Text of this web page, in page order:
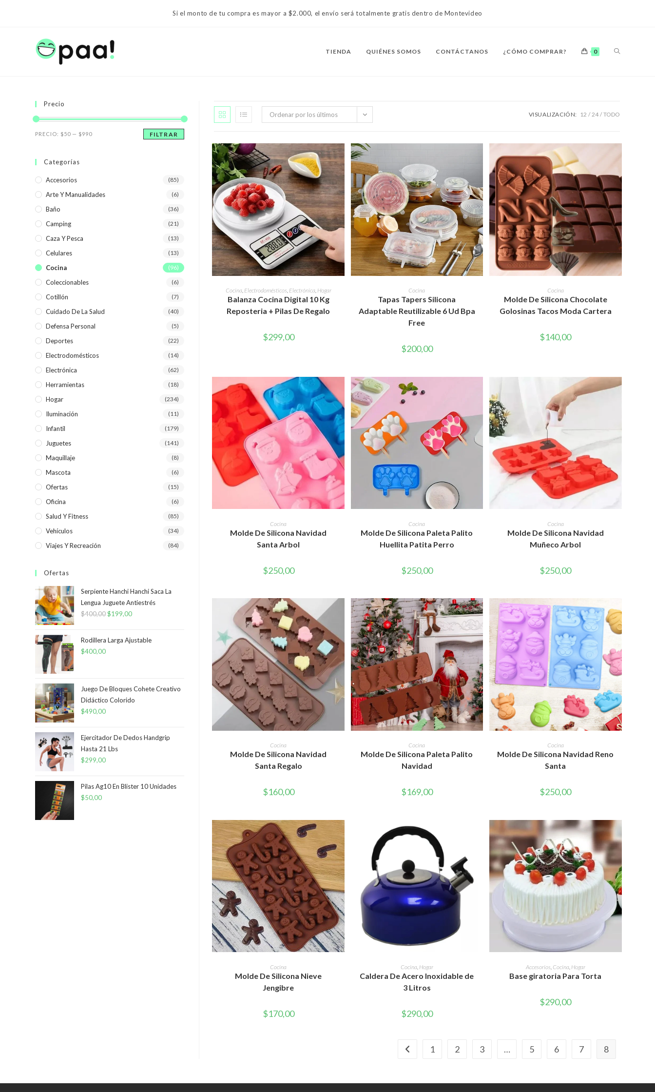
Si el monto de tu compra es mayor a $2.000, el envío será totalmente gratis dentro de Montevideo
TIENDA QUIÉNES SOMOS CONTÁCTANOS ¿CÓMO COMPRAR? 0 ALTERNAR
WEB
Ordenar por los últimos VISUALIZACIÓN: 12 24 TODO
AÑADIR AL CARRITO
Cocina, Electrodomésticos, Electrónica, Hogar
Balanza Cocina Digital 10 Kg
Reposteria + Pilas De Regalo
$299,00
AÑADIR AL CARRITO
Cocina
Tapas Tapers Silicona
Adaptable Reutilizable 6 Ud Bpa
Free
$200,00
AÑADIR AL CARRITO
Cocina
Molde De Silicona Chocolate
Golosinas Tacos Moda Cartera
$140,00
AÑADIR AL CARRITO
Cocina
Molde De Silicona Navidad
Santa Arbol
$250,00
AÑADIR AL CARRITO
Cocina
Molde De Silicona Paleta Palito
Huellita Patita Perro
$250,00
AÑADIR AL CARRITO
Cocina
Molde De Silicona Navidad
Muñeco Arbol
$250,00
AÑADIR AL CARRITO
Cocina
Molde De Silicona Navidad
Santa Regalo
$160,00
AÑADIR AL CARRITO
Cocina
Molde De Silicona Paleta Palito
Navidad
$169,00
AÑADIR AL CARRITO
Cocina
Molde De Silicona Navidad Reno
Santa
$250,00
AÑADIR AL CARRITO
Cocina
Molde De Silicona Nieve
Jengibre
$170,00
AÑADIR AL CARRITO
Cocina Hogar
Caldera De Acero Inoxidable de
3 Litros
$290,00
AÑADIR AL CARRITO
Accesorios Cocina Hogar
Base giratoria Para Torta
$290,00
1 2 3 … 5 6 7 8
Precio
Precio
Precio
FILTRAR
PRECIO: $50 — $990
Categorías
Accesorios (85)
Arte Y Manualidades (6)
Baño (36)
Camping (21)
Caza Y Pesca (13)
Celulares (13)
Cocina (96)
Coleccionables (6)
Cotillón (7)
Cuidado De La Salud (40)
Defensa Personal (5)
Deportes (22)
Electrodomésticos (14)
Electrónica (62)
Herramientas (18)
Hogar (234)
Iluminación (11)
Infantil (179)
Juguetes (141)
Maquillaje (8)
Mascota (6)
Ofertas (15)
Oficina (6)
Salud Y Fitness (85)
Vehículos (34)
Viajes Y Recreación (84)
Ofertas
Serpiente Hanchi Hanchi Saca La
Lengua Juguete Antiestrés
$400,00El
original
$199,00El
actual
Rodillera Larga Ajustable
$400,00
Juego De Bloques Cohete Creativo
Didáctico Colorido
$490,00
Ejercitador De Dedos Handgrip
Hasta 21 Lbs
$299,00
Pilas Ag10 En Blister 10 Unidades
$50,00